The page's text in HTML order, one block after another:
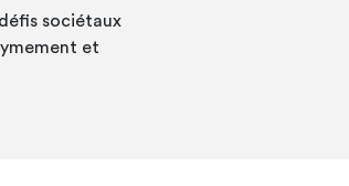
sociétaux
et